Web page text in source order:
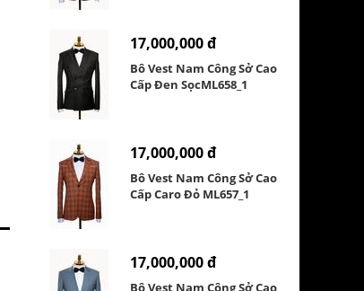
17,000,000 đ
Bô Vest Nam Công Sở Cao
Cấp Đen SọcML658_1
17,000,000 đ
Bô Vest Nam Công Sở Cao
Cấp Caro Đỏ ML657_1
17,000,000 đ
Bô Vest Nam Công Sở Cao